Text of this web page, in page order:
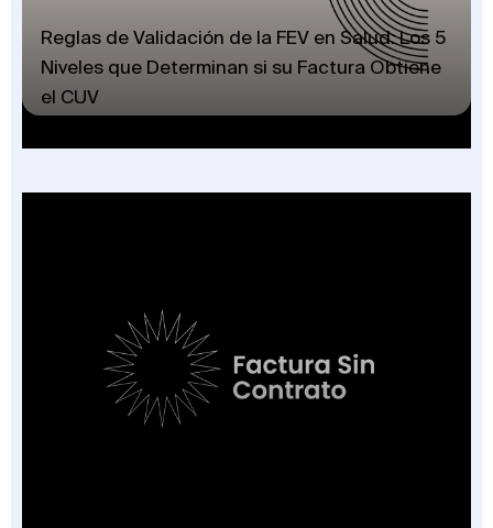
Reglas de Validación de la FEV en Salud: Los 5
Niveles que Determinan si su Factura Obtiene
el CUV